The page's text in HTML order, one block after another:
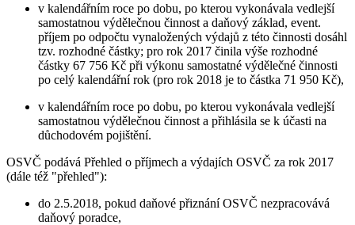
v kalendářním roce po dobu, po kterou vykonávala vedlejší
samostatnou výdělečnou činnost a daňový základ, event.
příjem po odpočtu vynaložených výdajů z této činnosti dosáhl
tzv. rozhodné částky; pro rok 2017 činila výše rozhodné
částky 67 756 Kč při výkonu samostatné výdělečné činnosti
po celý kalendářní rok (pro rok 2018 je to částka 71 950 Kč),
v kalendářním roce po dobu, po kterou vykonávala vedlejší
samostatnou výdělečnou činnost a přihlásila se k účasti na
důchodovém pojištění.
OSVČ podává Přehled o příjmech a výdajích OSVČ za rok 2017
(dále též "přehled"):
do 2.5.2018, pokud daňové přiznání OSVČ nezpracovává
daňový poradce,